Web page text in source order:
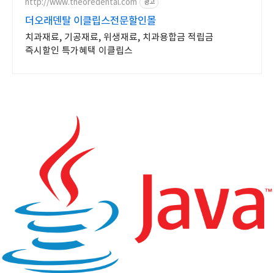
광고
더오래덴탈 이클립스전문할인몰
치과재료, 기공재료, 위생재료, 치과용합금 적립금
즉시할인 특가혜택 이클립스